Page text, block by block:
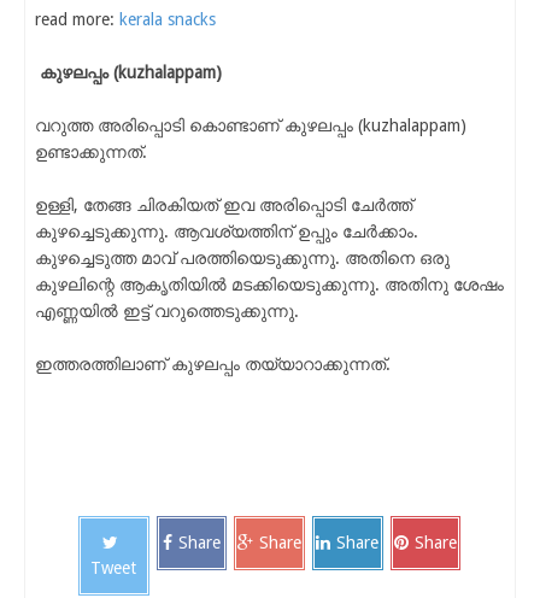
read more: kerala snacks
കുഴലപ്പം (kuzhalappam)
വറുത്ത അരിപ്പൊടി കൊണ്ടാണ് കുഴലപ്പം (kuzhalappam)
ഉണ്ടാക്കുന്നത്.
ഉള്ളി, തേങ്ങ ചിരകിയത് ഇവ അരിപ്പൊടി ചേർത്ത്
കുഴച്ചെടുക്കുന്നു. ആവശ്യത്തിന് ഉപ്പും ചേർക്കാം.
കുഴച്ചെടുത്ത മാവ് പരത്തിയെടുക്കുന്നു. അതിനെ ഒരു
കുഴലിന്റെ ആകൃതിയിൽ മടക്കിയെടുക്കുന്നു. അതിനു ശേഷം
എണ്ണയിൽ ഇട്ട് വറുത്തെടുക്കുന്നു.
ഇത്തരത്തിലാണ് കുഴലപ്പം തയ്യാറാക്കുന്നത്.
Tweet
Share Share Share Share